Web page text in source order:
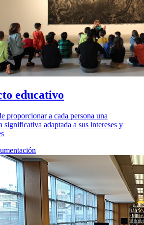
educativo
proporcionar a cada persona una
significativa adaptada a sus intereses y